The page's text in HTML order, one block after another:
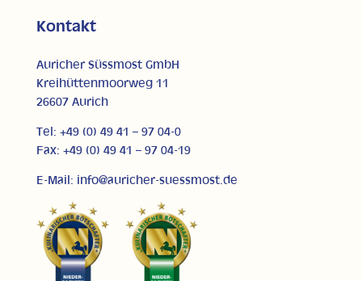
Kontakt
Auricher Süssmost GmbH
Kreihüttenmoorweg 11
26607 Aurich
Tel: +49 (0) 49 41 – 97 04-0
Fax: +49 (0) 49 41 – 97 04-19
E-Mail: info@auricher-suessmost.de